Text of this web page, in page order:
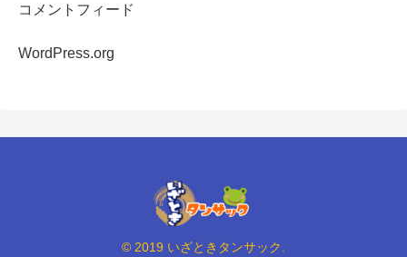
コメントフィード
WordPress.org
© 2019 いざときタンサック.